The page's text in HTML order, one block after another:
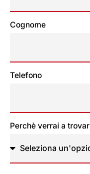
Cognome
Telefono
Perchè verrai a